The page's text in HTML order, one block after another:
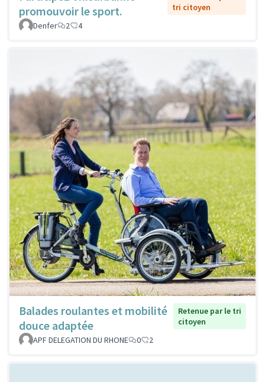
promouvoir le sport.
tri citoyen
Denfer
2 4
Balades roulantes et mobilité
douce adaptée
Retenue par le tri
citoyen
APF DELEGATION DU RHONE
0 2